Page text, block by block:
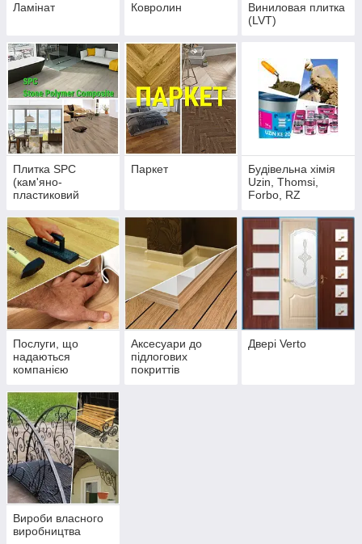
Ламінат Ковролин
Виниловая плитка
(LVT)
Плитка SPC
(кам'яно-
пластиковий
Паркет
Будівельна хімія
Uzin, Thomsi,
Forbo, RZ
Послуги, що
надаються
компанією
Аксесуари до
підлогових
покриттів
Двері Verto
Вироби власного
виробництва